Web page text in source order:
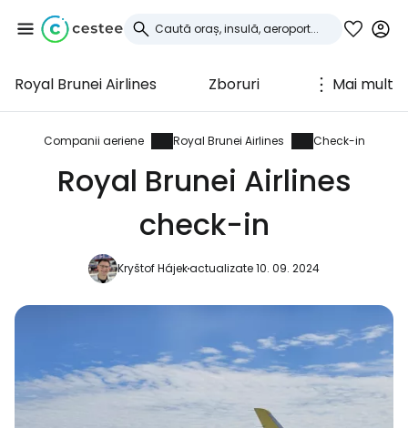
Royal Brunei Airlines Zboruri Mai mult
Companii aeriene Royal Brunei Airlines Check-in
Royal Brunei Airlines
check-in
Kryštof Hájekactualizate 10. 09. 2024
Conectați-vă la
Cestee
... comunitatea mondială a călătorilor
Continuați cu e-mailul